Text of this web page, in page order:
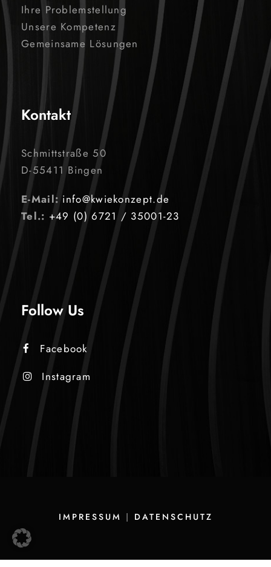
Ihre Problemstellung
Unsere Kompetenz
Gemeinsame Lösungen
Kontakt
Schmittstraße 50
D-55411 Bingen
E-Mail: info@kwiekonzept.de
Tel.: +49 (0) 6721 / 35001-23
Follow Us
Facebook
Instagram
IMPRESSUM | DATENSCHUTZ